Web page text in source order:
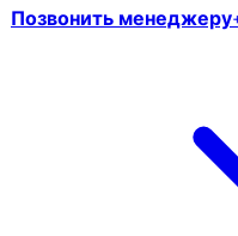
Позвонить менеджеру